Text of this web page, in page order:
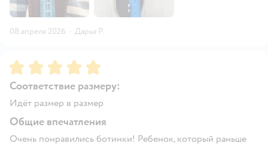
08 апреля 2026 · Дарья Р.
Рейтинг:5
Соответствие размеру:
Идёт размер в размер
Общие впечатления
Очень понравились ботинки! Ребенок, который раньше